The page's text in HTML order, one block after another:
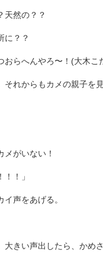
天然の？？
に？？
おらへんやろ〜！(大木こ
それからもカメの親子を
メがいない！
！！」
イ声をあげる。
大きい声出したら、かめ